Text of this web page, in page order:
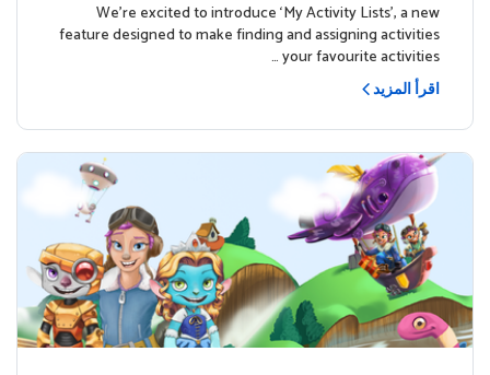
We're excited to introduce ‘My Activity Lists’, a new
feature designed to make finding and assigning activities
your favourite activities …
اقرأ المزيد